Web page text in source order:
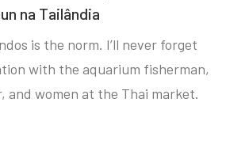
na Tailândia
is the norm. I’ll never forget
with the aquarium fisherman,
and women at the Thai market.